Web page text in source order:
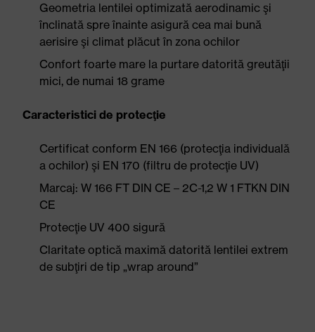
Geometria lentilei optimizată aerodinamic şi
înclinată spre înainte asigură cea mai bună
aerisire şi climat plăcut în zona ochilor
Confort foarte mare la purtare datorită greutăţii
mici, de numai 18 grame
Caracteristici de protecţie
Certificat conform EN 166 (protecţia individuală
a ochilor) şi EN 170 (filtru de protecţie UV)
Marcaj: W 166 FT DIN CE – 2C-1,2 W 1 FTKN DIN
CE
Protecţie UV 400 sigură
Claritate optică maximă datorită lentilei extrem
de subţiri de tip „wrap around”